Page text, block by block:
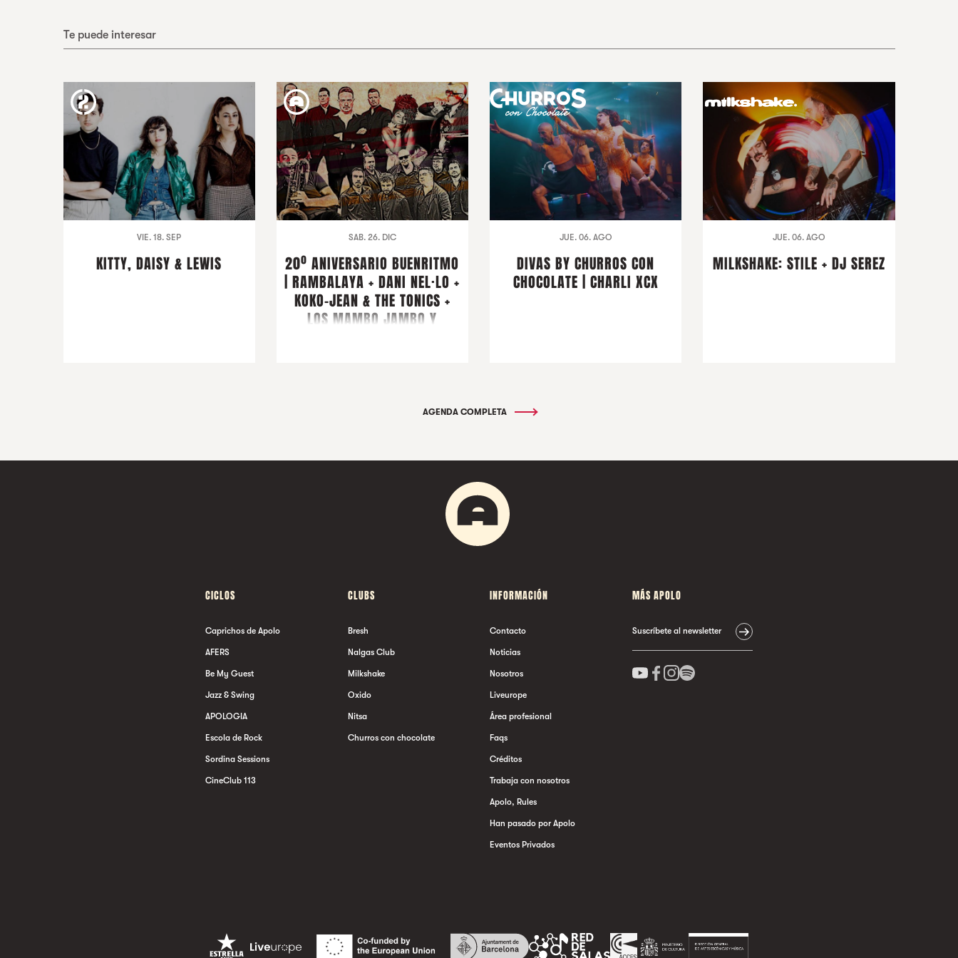
Te puede interesar
VIE. 18. SEP
KITTY, DAISY & LEWIS
SAB. 26. DIC
20º ANIVERSARIO BUENRITMO
| RAMBALAYA + DANI NEL·LO +
KOKO-JEAN & THE TONICS +
LOS MAMBO JAMBO Y
JUE. 06. AGO
DIVAS BY CHURROS CON
CHOCOLATE | CHARLI XCX
JUE. 06. AGO
MILKSHAKE: STILE + DJ SEREZ
AGENDA COMPLETA
CICLOS
Caprichos de Apolo
AFERS
Be My Guest
Jazz & Swing
APOLOGIA
Escola de Rock
Sordina Sessions
CineClub 113
CLUBS
Bresh
Nalgas Club
Milkshake
Oxido
Nitsa
Churros con chocolate
INFORMACIÓN
Contacto
Noticias
Nosotros
Liveurope
Área profesional
Faqs
Créditos
Trabaja con nosotros
Apolo, Rules
Han pasado por Apolo
Eventos Privados
MÁS APOLO
Suscríbete al newsletter